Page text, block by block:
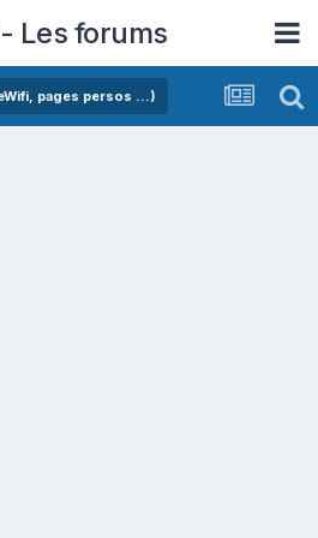
Les forums
pages persos ...)